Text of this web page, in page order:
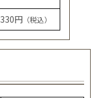
330円 （税込）